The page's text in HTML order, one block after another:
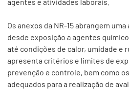
Os anexos da NR-15 abrangem
desde exposição a agentes
até condições de calor, umidade e
apresenta critérios e limites de
prevenção e controle, bem como
adequados para a realização de